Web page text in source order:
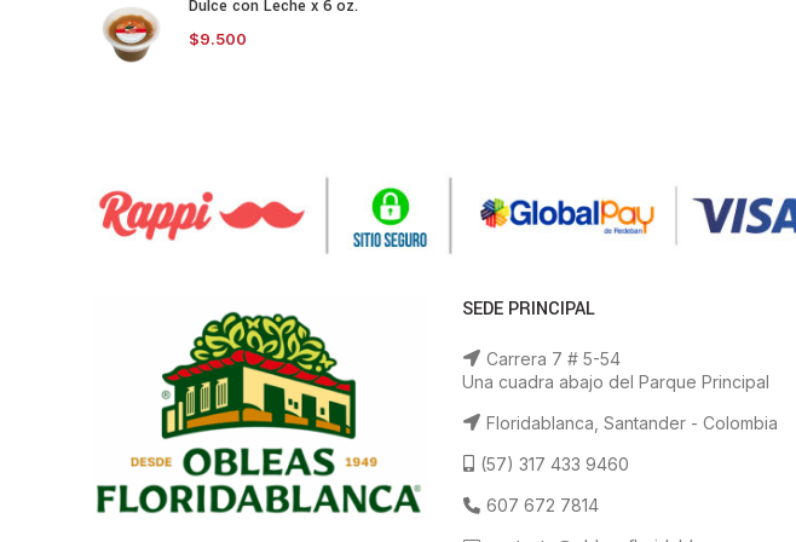
Dulce con Leche x 6 oz.
$9.500
SEDE PRINCIPAL
Carrera 7 # 5-54
Una cuadra abajo del Parque Principal
Floridablanca, Santander - Colombia
(57) 317 433 9460
607 672 7814